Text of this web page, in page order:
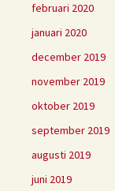
februari 2020
januari 2020
december 2019
november 2019
oktober 2019
september 2019
augusti 2019
juni 2019